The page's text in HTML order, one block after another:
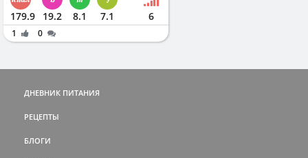
179.9 19.2 8.1 7.1 6
1 0
ДНЕВНИК ПИТАНИЯ
РЕЦЕПТЫ
БЛОГИ